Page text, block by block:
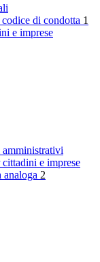
di condotta 1
e imprese
amministrativi
e imprese
2